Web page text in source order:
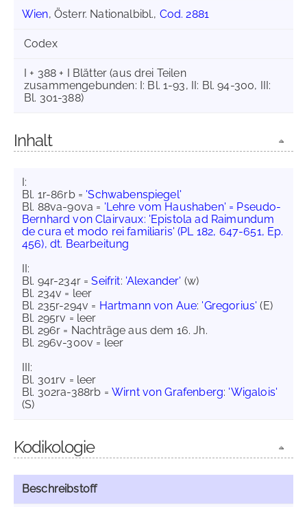
Wien, Österr. Nationalbibl., Cod. 2881
Codex
I + 388 + I Blätter (aus drei Teilen
zusammengebunden: I: Bl. 1-93, II: Bl. 94-300, III:
Bl. 301-388)
Inhalt
I:
Bl. 1r-86rb = 'Schwabenspiegel'
Bl. 88va-90va = 'Lehre vom Haushaben' = Pseudo-
Bernhard von Clairvaux: 'Epistola ad Raimundum
de cura et modo rei familiaris' (PL 182, 647-651, Ep.
456), dt. Bearbeitung
II:
Bl. 94r-234r =Seifrit: 'Alexander' (w)
Bl. 234v = leer
Bl. 235r-294v = Hartmann von Aue: 'Gregorius' (E)
Bl. 295rv = leer
Bl. 296r = Nachträge aus dem 16. Jh.
Bl. 296v-300v = leer
III:
Bl. 301rv = leer
Bl. 302ra-388rb = Wirnt von Grafenberg: 'Wigalois'
(S)
Kodikologie
Beschreibstoff